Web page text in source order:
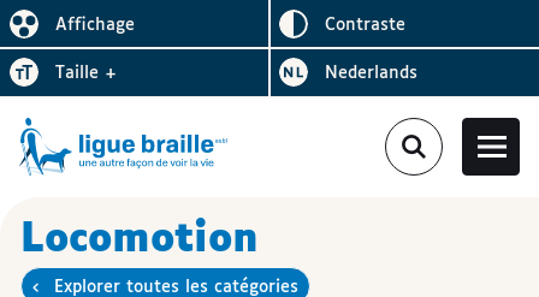
Affichage
Réduire l’affichage
Inverser le
contraste
Augmenter la
taille + Bezoek de website in het
Nederlands
Locomotion
Explorer toutes les catégories